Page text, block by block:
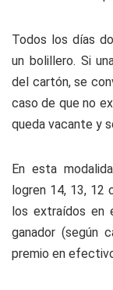
Todos los días
un bolillero. Si
del cartón, se
caso de que no
queda vacante y
En esta
logren 14, 13, 12
los extraídos en
ganador (según
premio en